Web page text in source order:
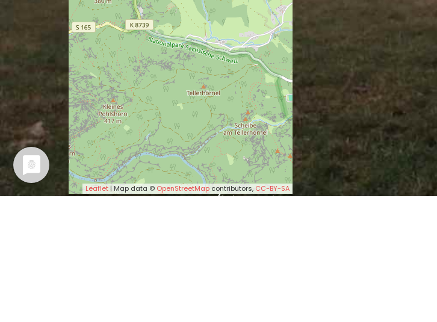
Leaflet| Map data © OpenStreetMap contributors, CC-BY-SA
Vermuteter Sagen-Ort (ich war ja